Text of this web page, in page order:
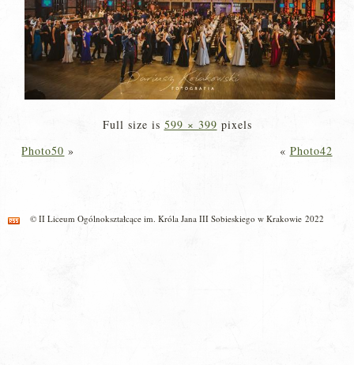
Full size is 599 × 399 pixels
Photo50 » « Photo42
© II Liceum Ogólnokształcące im. Króla Jana III Sobieskiego w Krakowie 2022